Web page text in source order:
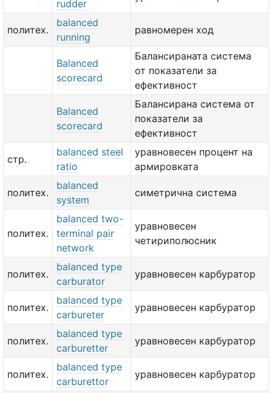
rudder
политех.
balanced
running
равномерен ход
Balanced
scorecard
Балансираната система
от показатели за
ефективност
Balanced
scorecard
Балансирана система от
показатели за
ефективност
стр.
balanced steel
ratio
уравновесен процент на
армировката
политех.
balanced
system
симетрична система
политех.
balanced two-
terminal pair
network
уравновесен
четириполюсник
политех.
balanced type
carburator
уравновесен карбуратор
политех.
balanced type
carbureter
уравновесен карбуратор
политех.
balanced type
carburetter
уравновесен карбуратор
политех.
balanced type
carburettor
уравновесен карбуратор